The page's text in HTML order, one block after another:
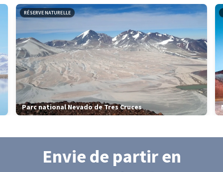
Leaflet|données ©OpenStreetMap/ODbL - renduOSM France
RÉSERVE NATURELLE
Parc national Nevado de Tres Cruces
Envie de partiren